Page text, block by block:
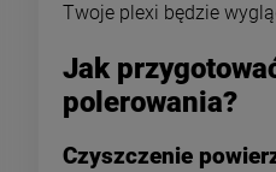
Twoje plexi będzie
Jak
polerowania?
Czyszczenie